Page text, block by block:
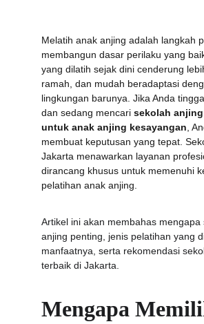
Melatih anak anjing adalah langkah
membangun dasar perilaku yang
yang dilatih sejak dini cenderung
ramah, dan mudah beradaptasi
lingkungan barunya. Jika Anda
dan sedang mencari sekolah
untuk anak anjing kesayangan ,
membuat keputusan yang tepat.
Jakarta menawarkan layanan
dirancang khusus untuk memenuhi
pelatihan anak anjing.
Artikel ini akan membahas mengapa
anjing penting, jenis pelatihan yang
manfaatnya, serta rekomendasi
terbaik di Jakarta.
Mengapa